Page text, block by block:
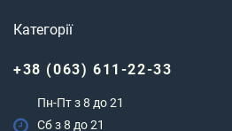
Категорії
+38 (063) 611-22-33
Пн-Пт з 8 до 21
Сб з 8 до 21